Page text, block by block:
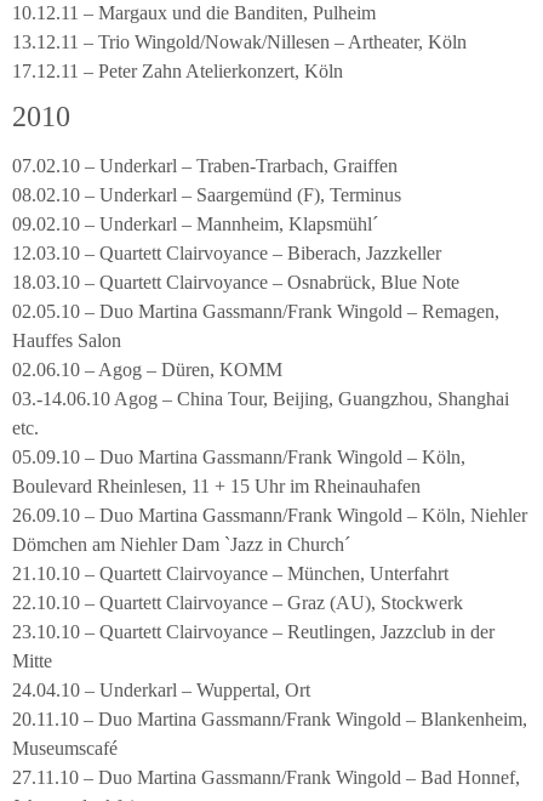
10.12.11 – Margaux und die Banditen, Pulheim
13.12.11 – Trio Wingold/Nowak/Nillesen – Artheater, Köln
17.12.11 – Peter Zahn Atelierkonzert, Köln
2010
07.02.10 – Underkarl – Traben-Trarbach, Graiffen
08.02.10 – Underkarl – Saargemünd (F), Terminus
09.02.10 – Underkarl – Mannheim, Klapsmühl´
12.03.10 – Quartett Clairvoyance – Biberach, Jazzkeller
18.03.10 – Quartett Clairvoyance – Osnabrück, Blue Note
02.05.10 – Duo Martina Gassmann/Frank Wingold – Remagen,
Hauffes Salon
02.06.10 – Agog – Düren, KOMM
03.-14.06.10 Agog – China Tour, Beijing, Guangzhou, Shanghai
etc.
05.09.10 – Duo Martina Gassmann/Frank Wingold – Köln,
Boulevard Rheinlesen, 11 + 15 Uhr im Rheinauhafen
26.09.10 – Duo Martina Gassmann/Frank Wingold – Köln, Niehler
Dömchen am Niehler Dam `Jazz in Church´
21.10.10 – Quartett Clairvoyance – München, Unterfahrt
22.10.10 – Quartett Clairvoyance – Graz (AU), Stockwerk
23.10.10 – Quartett Clairvoyance – Reutlingen, Jazzclub in der
Mitte
24.04.10 – Underkarl – Wuppertal, Ort
20.11.10 – Duo Martina Gassmann/Frank Wingold – Blankenheim,
Museumscafé
27.11.10 – Duo Martina Gassmann/Frank Wingold – Bad Honnef,